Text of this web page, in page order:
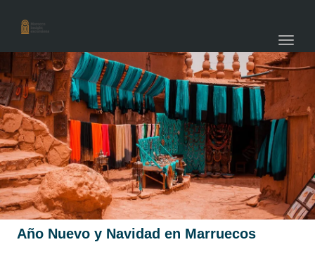
Año Nuevo y Navidad en Marruecos